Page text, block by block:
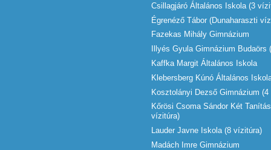
Csillagjáró Általános Iskola (3
Égrenéző Tábor (Dunaharaszti
Fazekas Mihály Gimnázium
Illyés Gyula Gimnázium
Kaffka Margit Általános Iskola
Klebersberg Kúnó Általános
Kosztolányi Dezső Gimnázium
Kőrösi Csoma Sándor Két
vízitúra)
Lauder Javne Iskola (8 vízitúra)
Madách Imre Gimnázium